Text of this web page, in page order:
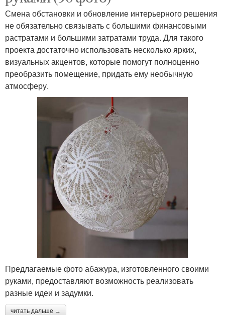
Смена обстановки и обновление интерьерного решения
не обязательно связывать с большими финансовыми
растратами и большими затратами труда. Для такого
проекта достаточно использовать несколько ярких,
визуальных акцентов, которые помогут полноценно
преобразить помещение, придать ему необычную
атмосферу.
Предлагаемые фото абажура, изготовленного своими
руками, предоставляют возможность реализовать
разные идеи и задумки.
читать дальше →